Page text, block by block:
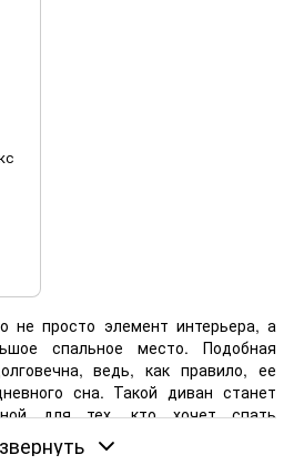
не просто элемент интерьера, а
спальное место. Подобная
ведь, как правило, ее
сна. Такой диван станет
для тех, кто хочет спать
но в силу обстоятельств не
кровать в комнате.